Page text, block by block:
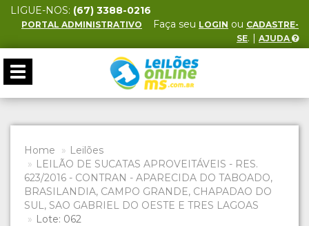
LIGUE-NOS: (67) 3388-0216
PORTAL ADMINISTRATIVO Faça seu LOGIN ou CADASTRE-
SE. | AJUDA
Toggle
navigation
Home
Leilões
LEILÃO DE SUCATAS APROVEITÁVEIS - RES.
623/2016 - CONTRAN - APARECIDA DO TABOADO,
BRASILANDIA, CAMPO GRANDE, CHAPADAO DO
SUL, SAO GABRIEL DO OESTE E TRES LAGOAS
Lote: 062